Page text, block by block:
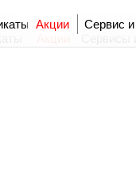
Сервис и
Акции